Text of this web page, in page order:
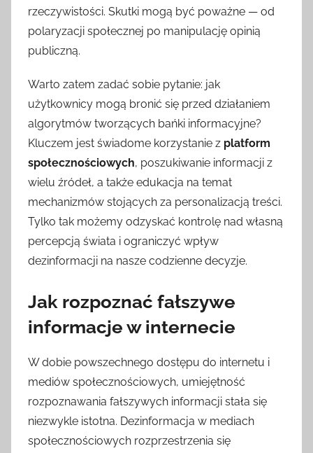
rzeczywistości. Skutki mogą być poważne — od
polaryzacji społecznej po manipulację opinią
publiczną.
Warto zatem zadać sobie pytanie: jak
użytkownicy mogą bronić się przed działaniem
algorytmów tworzących bańki informacyjne?
Kluczem jest świadome korzystanie z platform
społecznościowych, poszukiwanie informacji z
wielu źródeł, a także edukacja na temat
mechanizmów stojących za personalizacją treści.
Tylko tak możemy odzyskać kontrolę nad własną
percepcją świata i ograniczyć wpływ
dezinformacji na nasze codzienne decyzje.
Jak rozpoznać fałszywe
informacje w internecie
W dobie powszechnego dostępu do internetu i
mediów społecznościowych, umiejętność
rozpoznawania fałszywych informacji stała się
niezwykle istotna. Dezinformacja w mediach
społecznościowych rozprzestrzenia się